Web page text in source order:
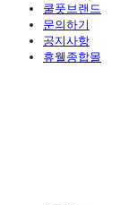
쿨풋브랜드
문의하기
공지사항
휴웰종합몰